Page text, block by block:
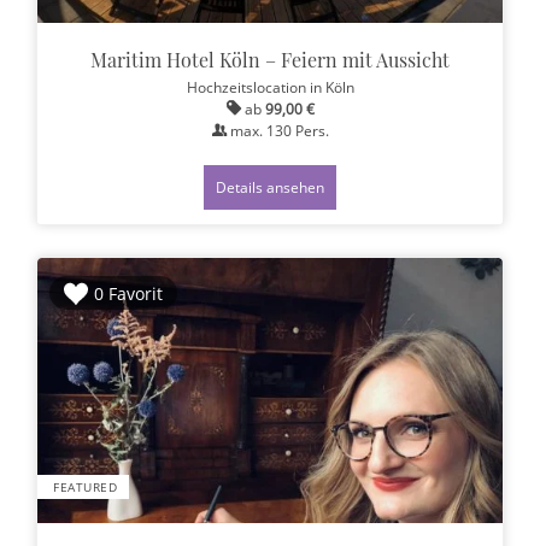
Maritim Hotel Köln – Feiern mit Aussicht
Hochzeitslocation in Köln
ab99,00 €
max. 130Pers.
Details ansehen
0 Favorit
FEATURED